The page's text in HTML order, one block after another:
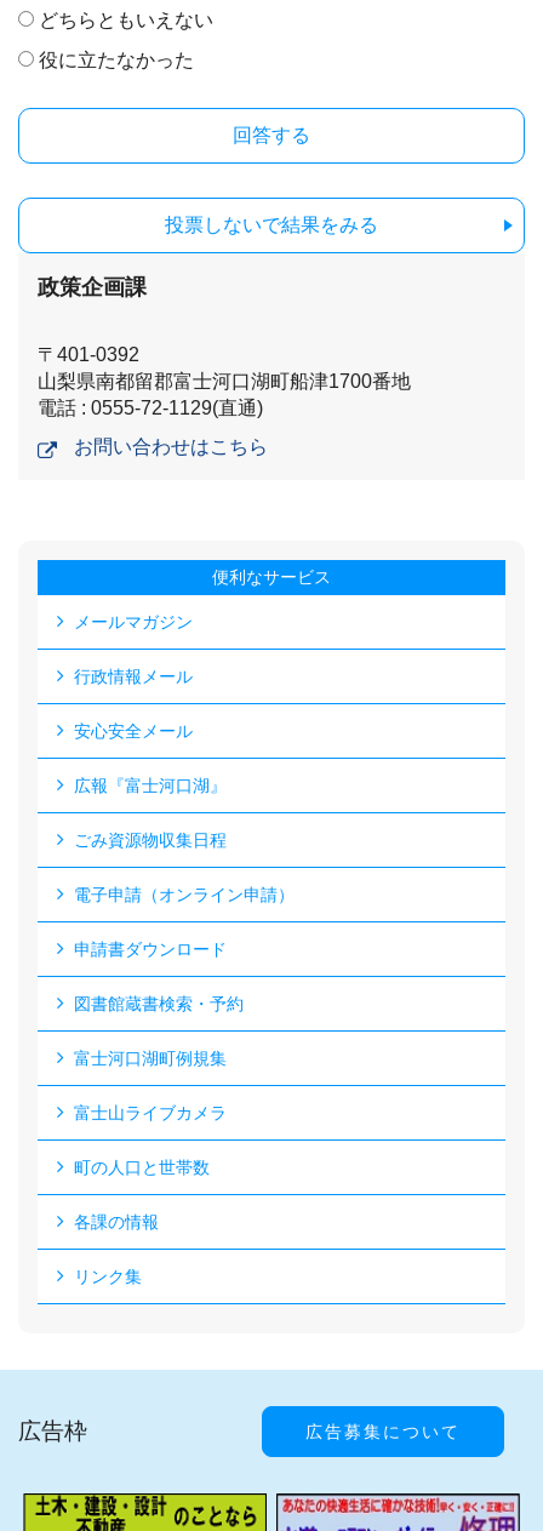
どちらともいえない
役に立たなかった
投票しないで結果をみる
政策企画課
〒401-0392
山梨県南都留郡富士河口湖町船津1700番地
電話 : 0555-72-1129(直通)
お問い合わせはこちら
便利なサービス
メールマガジン
行政情報メール
安心安全メール
広報『富士河口湖』
ごみ資源物収集日程
電子申請（オンライン申請）
申請書ダウンロード
図書館蔵書検索・予約
富士河口湖町例規集
富士山ライブカメラ
町の人口と世帯数
各課の情報
リンク集
広告枠 広告募集について